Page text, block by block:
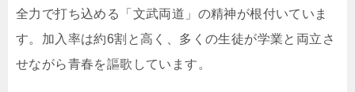
全力で打ち込める「文武両道」の精神が根付いていま
す。加入率は約6割と高く、多くの生徒が学業と両立さ
せながら青春を謳歌しています。